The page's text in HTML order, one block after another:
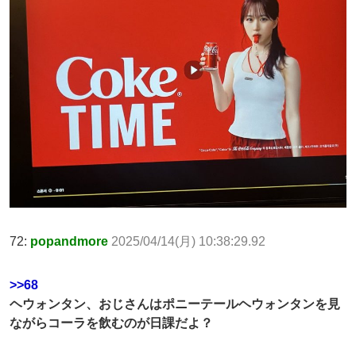
72: popandmore 2025/04/14(月) 10:38:29.92
>>68
ヘウォンタン、おじさんはポニーテールヘウォンタンを見
ながらコーラを飲むのが日課だよ？